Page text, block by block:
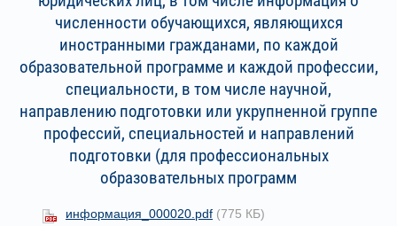
численности обучающихся, являющихся
иностранными гражданами, по каждой
образовательной программе и каждой профессии,
специальности, в том числе научной,
направлению подготовки или укрупненной группе
профессий, специальностей и направлений
подготовки (для профессиональных
образовательных программ
информация_000020.pdf (775 КБ)